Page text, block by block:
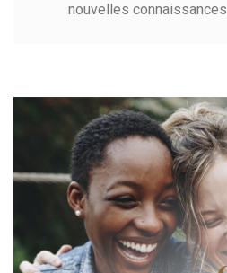
nouvelles connaissances